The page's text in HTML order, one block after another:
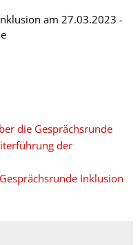
am 27.03.2023 -
die Gesprächsrunde
der
Inklusion